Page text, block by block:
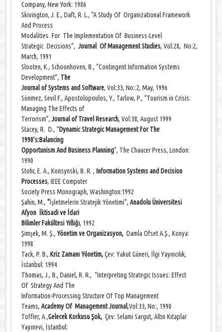
Company, New York: 1986
Skivington, J. E., Daft, R. L., “A Study Of Organizational Framework
And Process
Modalities For The Implementation Of Business-Level
Strategic Decisions”,Journal Of Management Studies, Vol:28, No:2,
March, 1991
Slooten, K., Schoonhoven, B., “Contingent Information Systems
Development”, The
Journal of Systems and Software, Vol:33, No::2, May, 1996
Sönmez, Sevil F., Apostolopoulos, Y., Tarlow, P., “Tourism in Crisis:
Managing The Effects of
Terrorism”,Journal of Travel Research, Vol:38, August 1999
Stacey, R. D., “Dynamic Strategic Management For The
1990’s:Balancing
Opportunism And Business Planning”, The Chaucer Press, London:
1990
Stohr, E. A., Konsynski, B. R. , Information Systems and Decision
Processes, IEEE Computer
Society Press Monograph, Washington:1992
Şahin, M.,“İşletmelerin Stratejik Yönetimi”,Anadolu Üniversitesi
Afyon İktisadi ve İdari
Bilimler Fakültesi Yıllığı, 1992
Şimşek, M. Ş.,Yönetim ve Organizasyon, Damla Ofset A.Ş., Konya:
1998
Tack, P. B., Kriz Zamanı Yönetim,Çev: Yakut Güneri, İlgi Yayıncılık,
İstanbul: 1994
Thomas, J., B., Daniel, R. R., “Interpreting Strategic Issues: Effect
Of Strategy And The
Information-Processing Structure Of Top Management
Teams, Academy Of Management Journal,Vol:33, No:, 1990
Toffler, A.,Gelecek Korkusu Şok, Çev: Selami Sargut, Altın Kitaplar
Yayınevi, İstanbul: